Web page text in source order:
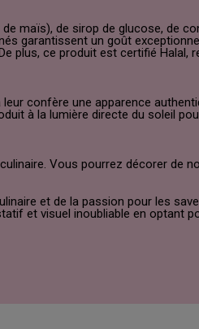
maïs), de sirop de glucose, de
garantissent un goût
plus, ce produit est certifié Halal,
confère une apparence
à la lumière directe du soleil
Vous pourrez décorer de
et de la passion pour les
et visuel inoubliable en optant